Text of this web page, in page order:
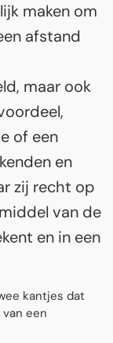
maken om
afstand
maar ook
of een
en
zij recht op
van de
en in een
kantjes dat
een